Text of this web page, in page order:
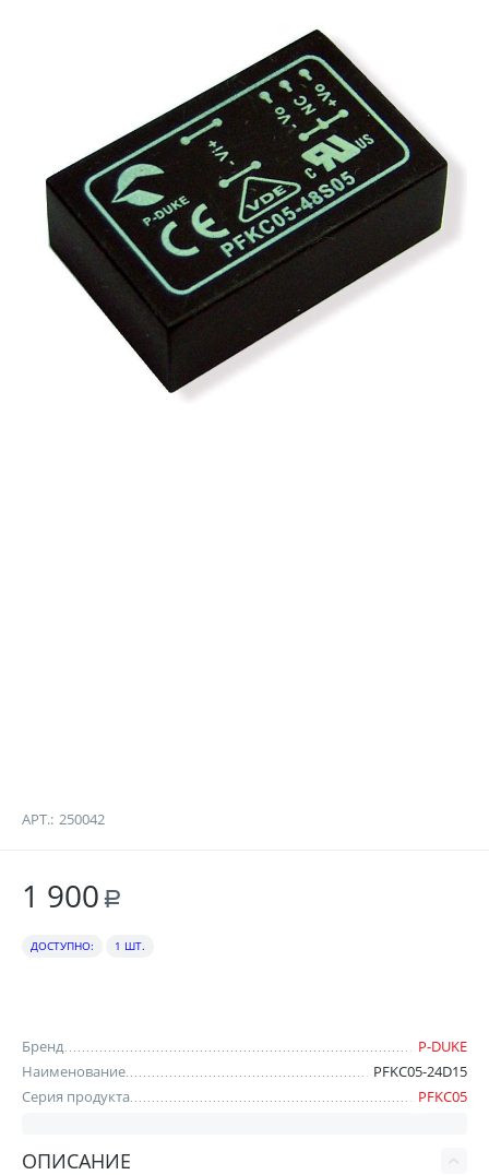
АРТ.: 250042
1 900 Р
ДОСТУПНО: 1 ШТ.
Бренд
P-DUKE
Наименование
PFKC05-24D15
Серия продукта
PFKC05
ОПИСАНИЕ